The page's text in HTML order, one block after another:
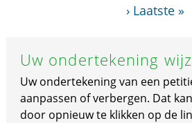
› Laatste »
Uw ondertekening
Uw ondertekening van een
aanpassen of verbergen. Dat
door opnieuw te klikken op de